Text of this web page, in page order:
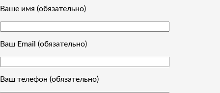
Ваше имя (обязательно)
Ваш Email (обязательно)
Ваш телефон (обязательно)